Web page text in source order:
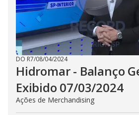
DO R7/08/04/2024
Hidromar - Balanço
Exibido 07/03/2024
Ações de Merchandising